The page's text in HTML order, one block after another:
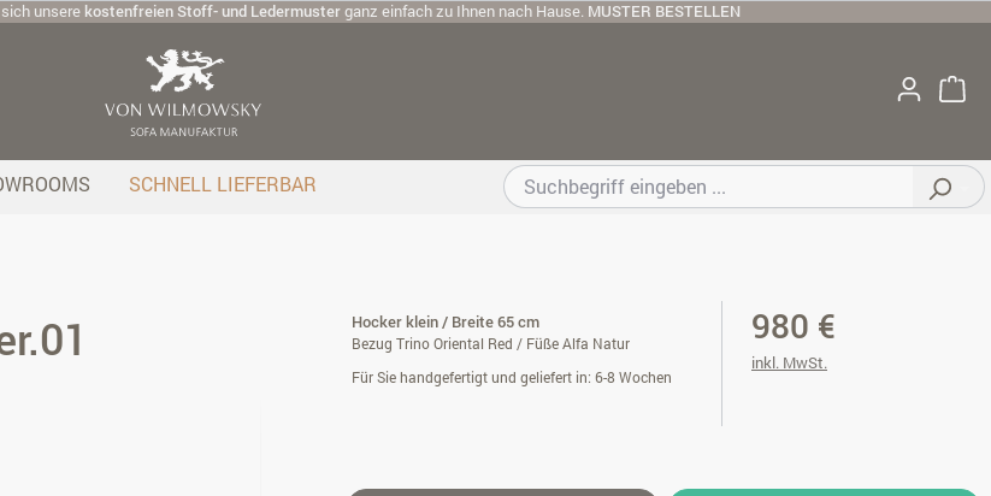
unsere kostenfreien Stoff- und Ledermusterganz einfach zu Ihnen nach Hause. MUSTER BESTELLEN
SCHNELL LIEFERBAR
Hocker klein / Breite 65 cm
Bezug Trino Oriental Red / Füße Alfa Natur
Für Sie handgefertigt und geliefert in: 6-8 Wochen
980 €
inkl. MwSt.